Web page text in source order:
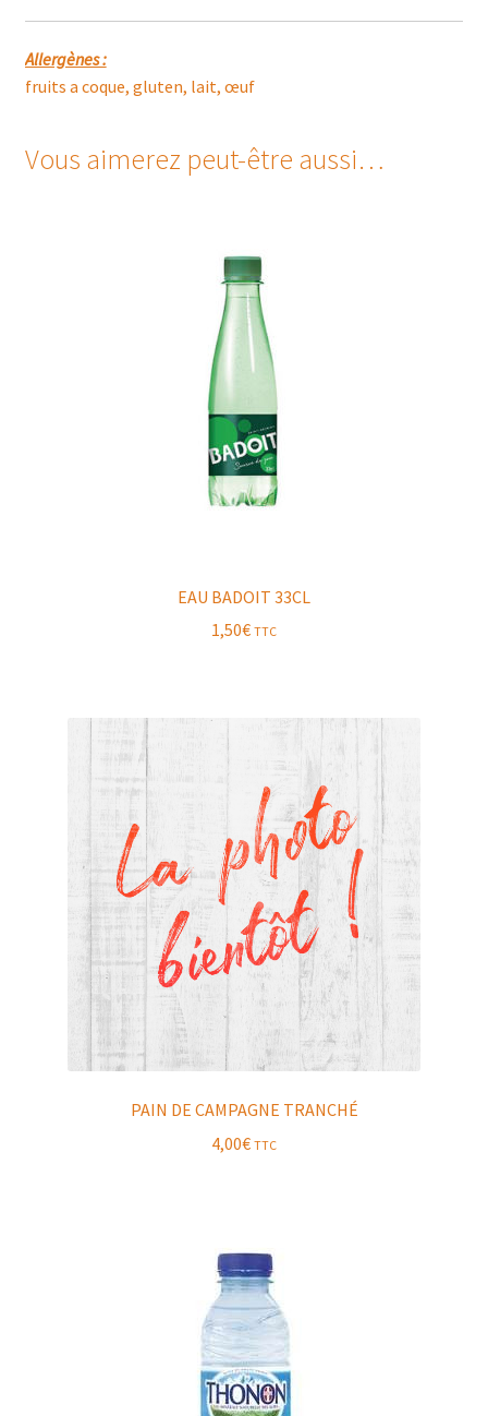
Allergènes :
fruits a coque, gluten, lait, œuf
Vous aimerez peut-être aussi…
EAU BADOIT 33CL
1,50€ TTC
PAIN DE CAMPAGNE TRANCHÉ
4,00€ TTC